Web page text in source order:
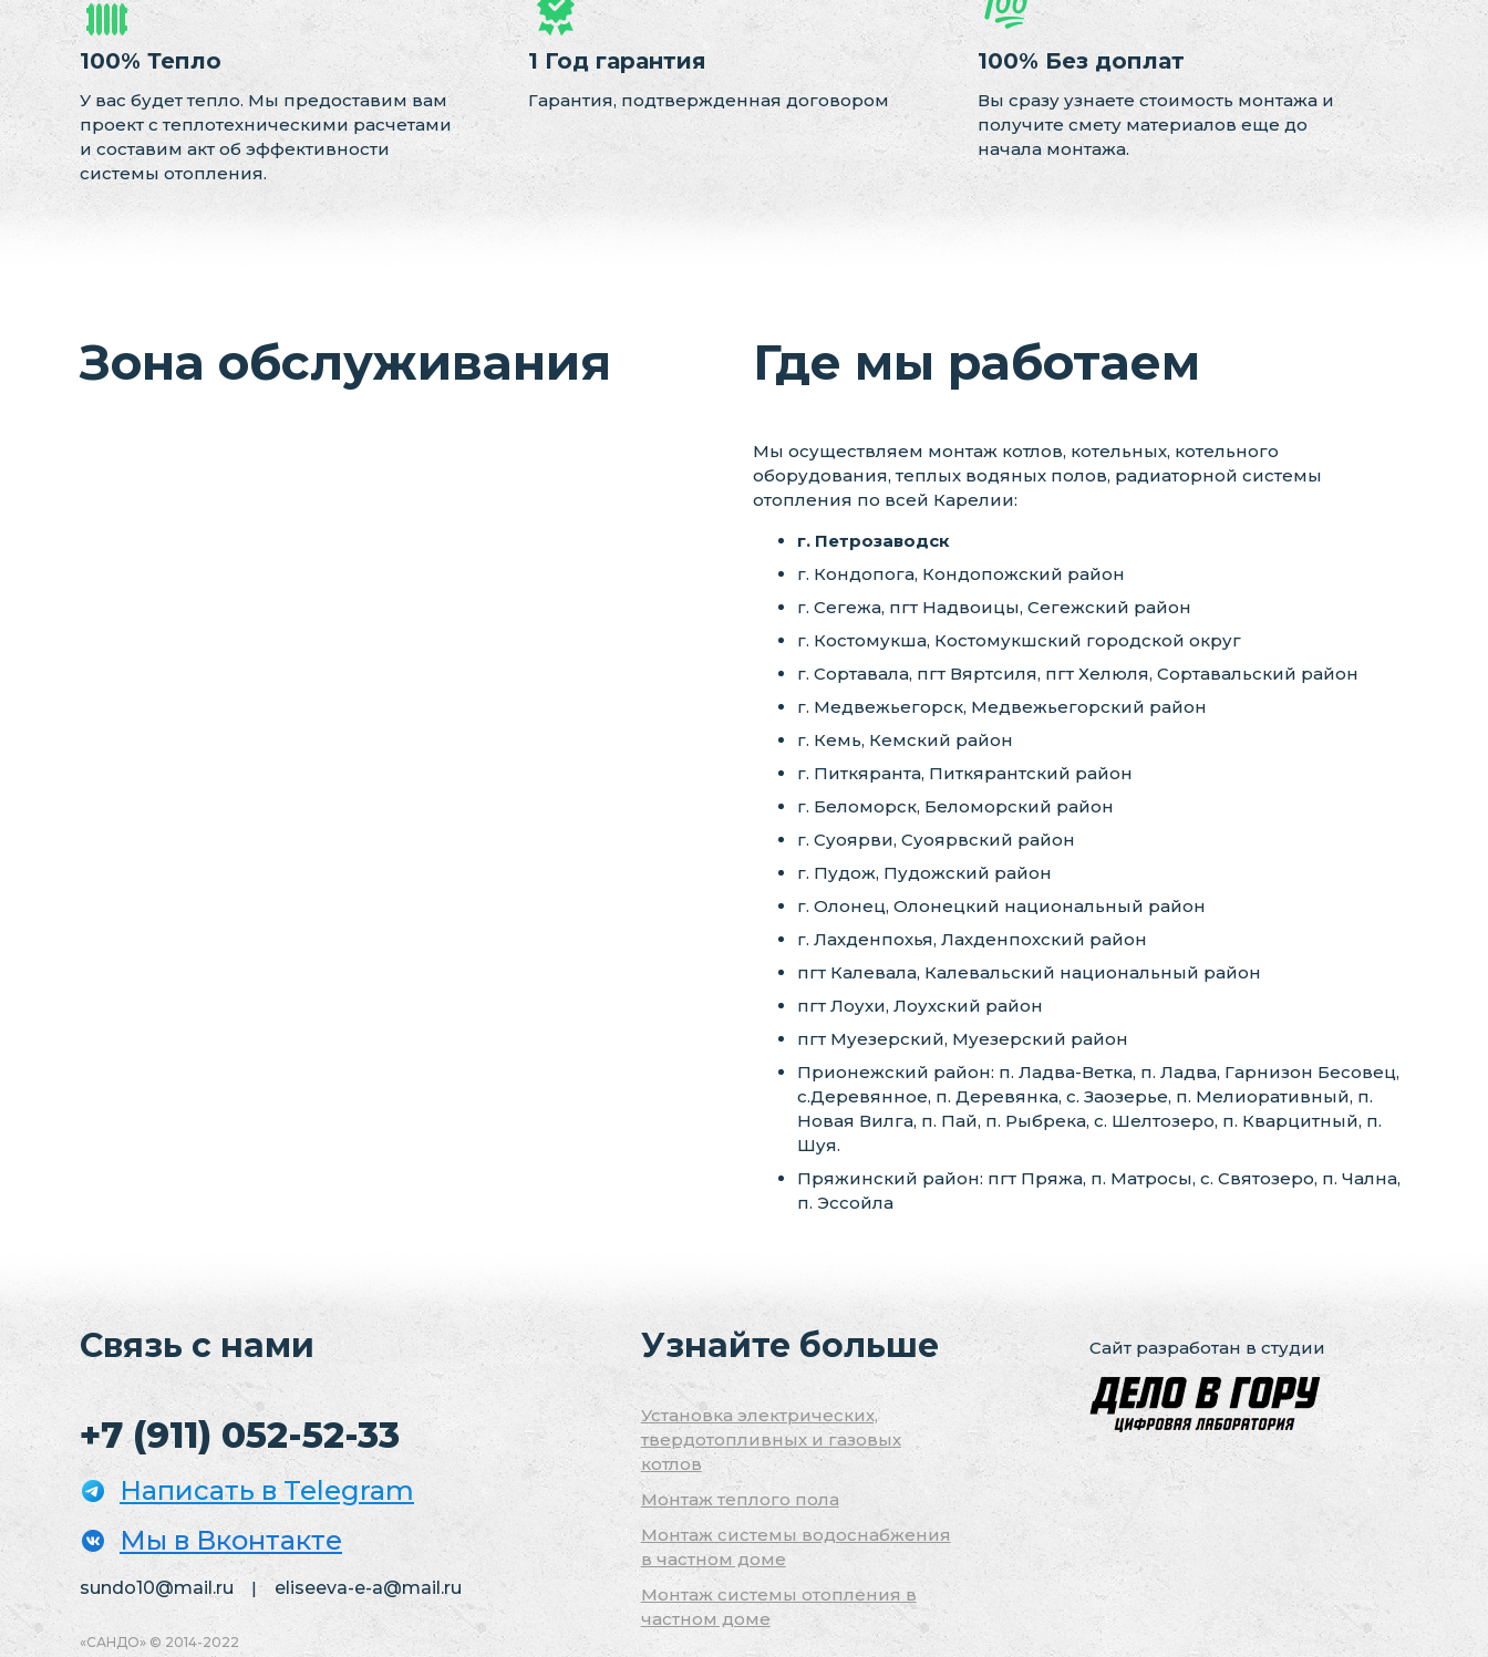
100% Тепло
У вас будет тепло. Мы предоставим вам
проект с теплотехническими расчетами
и составим акт об эффективности
системы отопления.
1 Год гарантия
Гарантия, подтвержденная договором
100% Без доплат
Вы сразу узнаете стоимость монтажа и
получите смету материалов еще до
начала монтажа.
Зона обслуживания Где мы работаем
Мы осуществляем монтаж котлов, котельных, котельного
оборудования, теплых водяных полов, радиаторной системы
отопления по всей Карелии:
г. Петрозаводск
г. Кондопога, Кондопожский район
г. Сегежа, пгт Надвоицы, Сегежский район
г. Костомукша, Костомукшский городской округ
г. Сортавала, пгт Вяртсиля, пгт Хелюля, Сортавальский район
г. Медвежьегорск, Медвежьегорский район
г. Кемь, Кемский район
г. Питкяранта, Питкярантский район
г. Беломорск, Беломорский район
г. Суоярви, Суоярвский район
г. Пудож, Пудожский район
г. Олонец, Олонецкий национальный район
г. Лахденпохья, Лахденпохский район
пгт Калевала, Калевальский национальный район
пгт Лоухи, Лоухский район
пгт Муезерский, Муезерский район
Прионежский район: п. Ладва-Ветка, п. Ладва, Гарнизон Бесовец,
с.Деревянное, п. Деревянка, с. Заозерье, п. Мелиоративный, п.
Новая Вилга, п. Пай, п. Рыбрека, с. Шелтозеро, п. Кварцитный, п.
Шуя.
Пряжинский район: пгт Пряжа, п. Матросы, с. Святозеро, п. Чална,
п. Эссойла
Связь с нами
+7 (911) 052-52-33
Написать в Telegram
Мы в Вконтактe
sundo10@mail.ru|eliseeva-e-a@mail.ru
«САНДО» © 2014-2022
Узнайте больше
Установка электрических,
твердотопливных и газовых
котлов
Монтаж теплого пола
Монтаж системы водоснабжения
в частном доме
Монтаж системы отопления в
частном доме
Сайт разработан в студии